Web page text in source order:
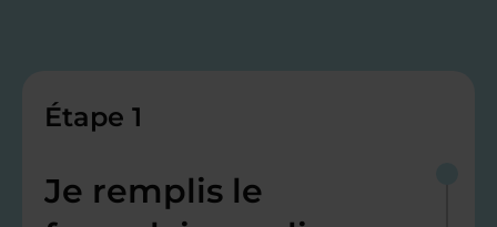
Étape 1
Je remplis le